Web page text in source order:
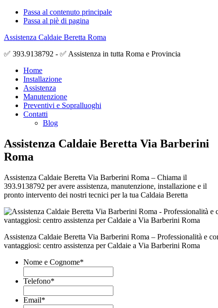
Passa al contenuto principale
Passa al piè di pagina
Assistenza Caldaie Beretta Roma
✅ 393.9138792 - ✅ Assistenza in tutta Roma e Provincia
Home
Installazione
Assistenza
Manutenzione
Preventivi e Sopralluoghi
Contatti
Blog
Assistenza Caldaie Beretta Via Barberini
Roma
Assistenza Caldaie Beretta Via Barberini Roma – Chiama il
393.9138792 per avere assistenza, manutenzione, installazione e il
pronto intervento dei nostri tecnici per la tua Caldaia Beretta
Assistenza Caldaie Beretta Via Barberini Roma – Professionalità e
vantaggiosi: centro assistenza per Caldaie a Via Barberini Roma
Nome e Cognome*
Telefono*
Email*